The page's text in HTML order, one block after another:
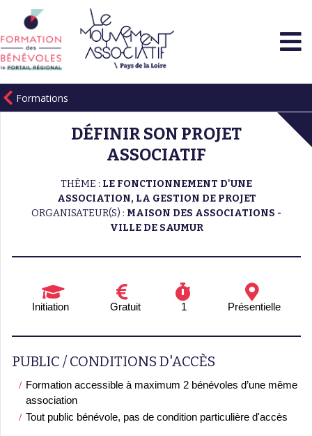
Formations
DÉFINIR SON PROJET
ASSOCIATIF
THÈME : LE FONCTIONNEMENT D'UNE
ASSOCIATION, LA GESTION DE PROJET
ORGANISATEUR(S) : MAISON DES ASSOCIATIONS -
VILLE DE SAUMUR
Initiation Gratuit 1 Présentielle
PUBLIC / CONDITIONS D'ACCÈS
Formation accessible à maximum 2 bénévoles d’une même
association
Tout public bénévole, pas de condition particulière d'accès